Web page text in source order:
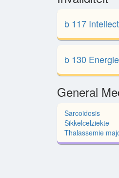
b 117
b 130
General
Sarcoidosis
Sikkelcelziekte
Thalassemie